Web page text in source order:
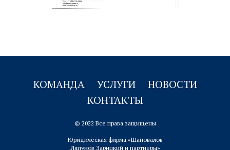
КОМАНДА УСЛУГИ
НОВОСТИ
КОНТАКТЫ
© 2022 Все права защищены
Юридическая фирма «Шаповалов
Ляпунов Зарицкий и партнеры»